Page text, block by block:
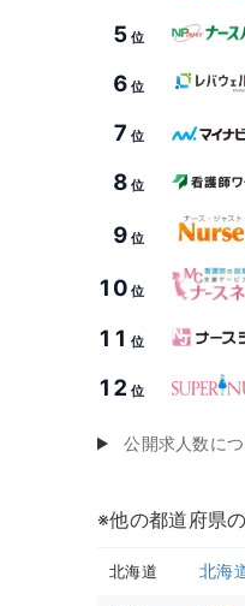
5 位
6 位
7 位
8 位
9 位
10 位
11 位
12 位
公開求人数に
※他の都道府県
北海道 北海